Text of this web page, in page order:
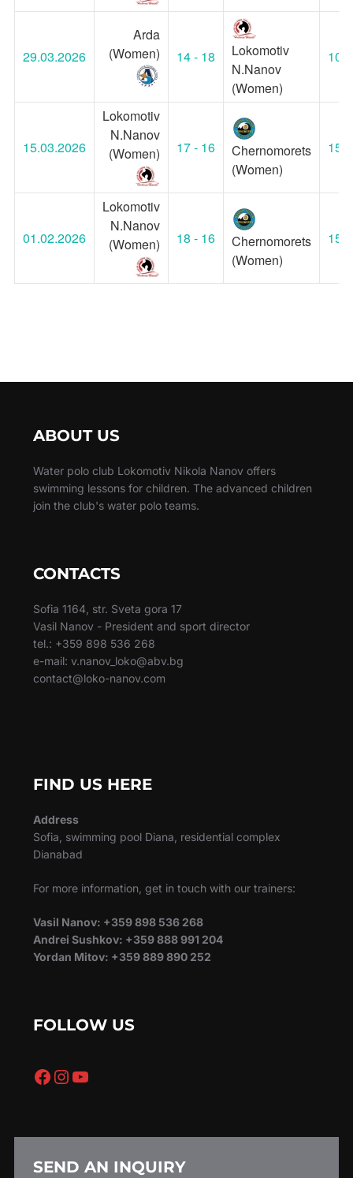
29.03.2026
Arda
(Women)
14 - 18
Lokomotiv
N.Nanov
(Women)
15.03.2026
Lokomotiv
N.Nanov
(Women)
17 - 16
Chernomorets
(Women)
01.02.2026
Lokomotiv
N.Nanov
(Women)
18 - 16
Chernomorets
(Women)
ABOUT US
Water polo club Lokomotiv Nikola Nanov offers
swimming lessons for children. The advanced children
join the club's water polo teams.
CONTACTS
Sofia 1164, str. Sveta gora 17
Vasil Nanov - President and sport director
tel.: +359 898 536 268
e-mail: v.nanov_loko@abv.bg
contact@loko-nanov.com
FIND US HERE
Address
Sofia, swimming pool Diana, residential complex
Dianabad
For more information, get in touch with our trainers:
Vasil Nanov: +359 898 536 268
Andrei Sushkov: +359 888 991 204
Yordan Mitov: +359 889 890 252
FOLLOW US
Facebook
Instagram
YouTube
SEND AN INQUIRY